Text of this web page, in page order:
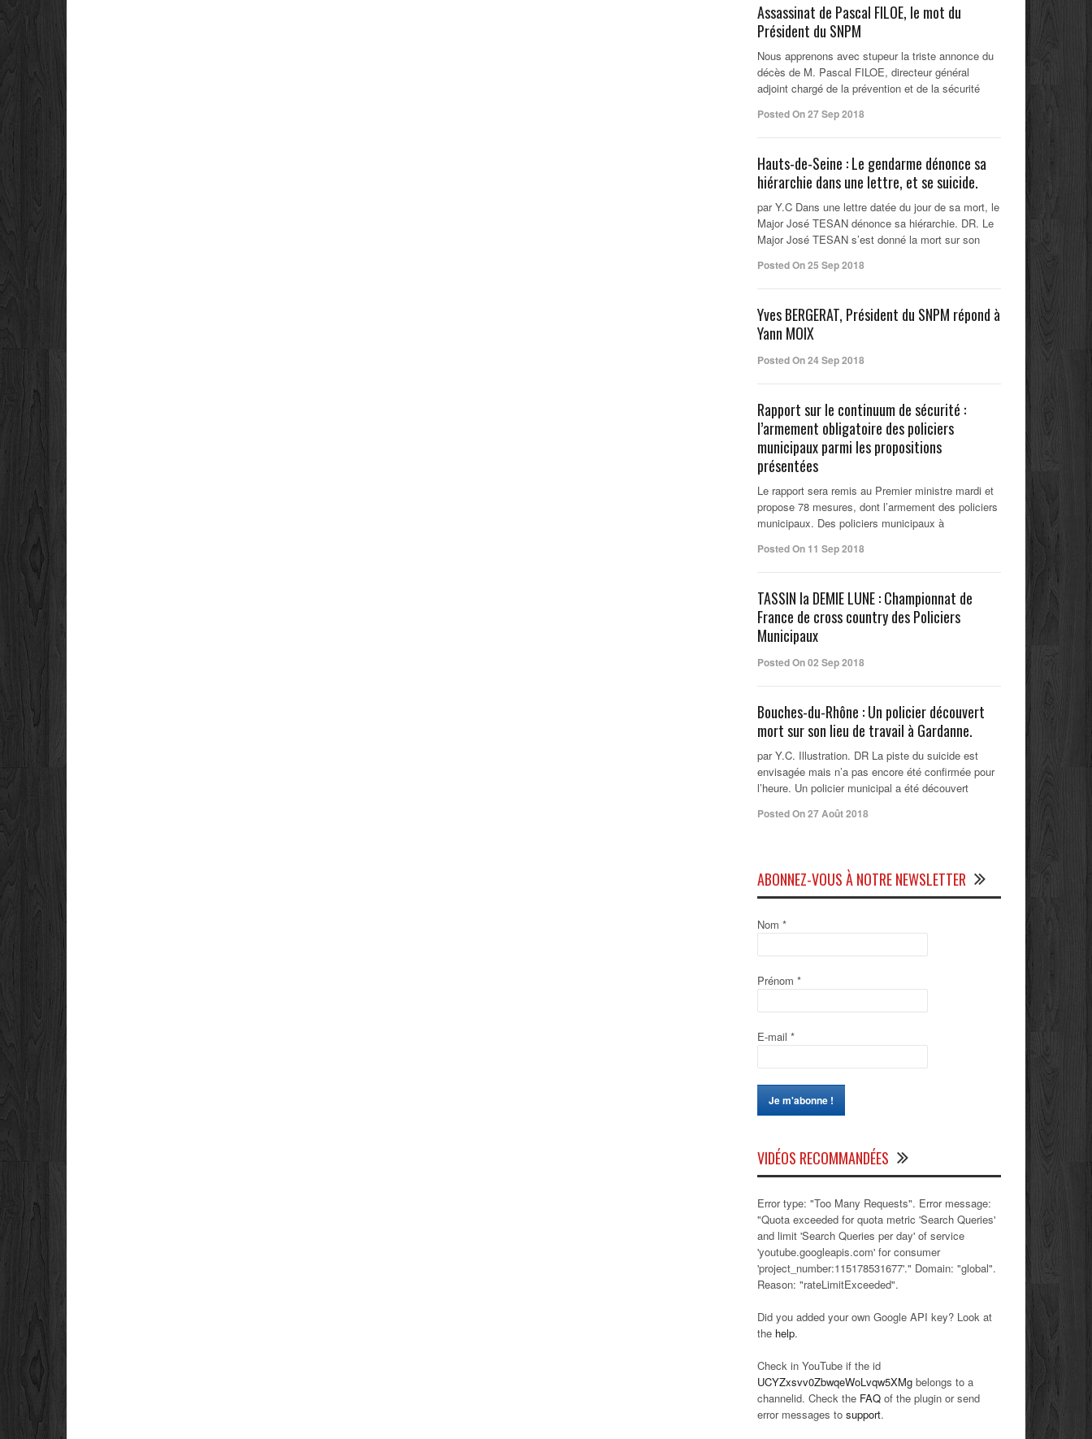
Assassinat de Pascal FILOE, le mot du
Président du SNPM
Nous apprenons avec stupeur la triste annonce du
décès de M. Pascal FILOE, directeur général
adjoint chargé de la prévention et de la sécurité
Posted On 27 Sep 2018
Hauts-de-Seine : Le gendarme dénonce sa
hiérarchie dans une lettre, et se suicide.
par Y.C Dans une lettre datée du jour de sa mort, le
Major José TESAN dénonce sa hiérarchie. DR. Le
Major José TESAN s’est donné la mort sur son
Posted On 25 Sep 2018
Yves BERGERAT, Président du SNPM répond à
Yann MOIX
Posted On 24 Sep 2018
Rapport sur le continuum de sécurité :
l’armement obligatoire des policiers
municipaux parmi les propositions
présentées
Le rapport sera remis au Premier ministre mardi et
propose 78 mesures, dont l’armement des policiers
municipaux. Des policiers municipaux à
Posted On 11 Sep 2018
TASSIN la DEMIE LUNE : Championnat de
France de cross country des Policiers
Municipaux
Posted On 02 Sep 2018
Bouches-du-Rhône : Un policier découvert
mort sur son lieu de travail à Gardanne.
par Y.C. Illustration. DR La piste du suicide est
envisagée mais n’a pas encore été confirmée pour
l’heure. Un policier municipal a été découvert
Posted On 27 Août 2018
ABONNEZ-VOUS À NOTRE NEWSLETTER
Nom *
Prénom *
E-mail *
VIDÉOS RECOMMANDÉES
Error type: "Too Many Requests". Error message:
"Quota exceeded for quota metric 'Search Queries'
and limit 'Search Queries per day' of service
'youtube.googleapis.com' for consumer
'project_number:115178531677'." Domain: "global".
Reason: "rateLimitExceeded".
Did you added your own Google API key? Look at
the help.
Check in YouTube if the id
UCYZxsvv0ZbwqeWoLvqw5XMg belongs to a
channelid. Check the FAQ of the plugin or send
error messages to support.